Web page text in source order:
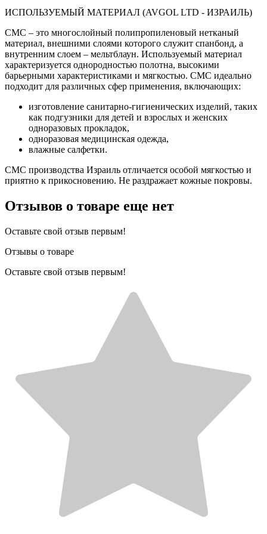
ИСПОЛЬЗУЕМЫЙ МАТЕРИАЛ (AVGOL LTD - ИЗРАИЛЬ)
СМС – это многослойный полипропиленовый нетканый
материал, внешними слоями которого служит спанбонд, а
внутренним слоем – мельтблаун. Используемый материал
характеризуется однородностью полотна, высокими
барьерными характеристиками и мягкостью. СМС идеально
подходит для различных сфер применения, включающих:
изготовление санитарно-гигиенических изделий, таких
как подгузники для детей и взрослых и женских
одноразовых прокладок,
одноразовая медицинская одежда,
влажные салфетки.
СМС производства Израиль отличается особой мягкостью и
приятно к прикосновению. Не раздражает кожные покровы.
Отзывов о товаре еще нет
Оставьте свой отзыв первым!
Отзывы о товаре
Оставьте свой отзыв первым!